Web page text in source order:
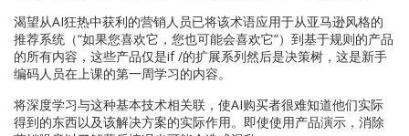
渴望从AI狂热中获利的营销人员已将该术语应用于从亚马逊风格的
推荐系统（“如果您喜欢它，您也可能会喜欢它”）到基于规则的产品
的所有内容，这些产品仅是if /的扩展系列然后是决策树，这是新手
编码人员在上课的第一周学习的内容。
将深度学习与这种基本技术相关联，使AI购买者很难知道他们实际
得到的东西以及该解决方案的实际作用。即使使用产品演示，消除